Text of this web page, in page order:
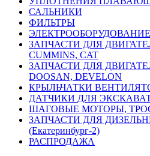
САЛЬНИКИ
ФИЛЬТРЫ
ЭЛЕКТРООБОРУДОВАНИЕ
ЗАПЧАСТИ ДЛЯ
CUMMINS, CAT
ЗАПЧАСТИ ДЛЯ
DOOSAN, DEVELON
КРЫЛЬЧАТКИ
ДАТЧИКИ ДЛЯ
ШАГОВЫЕ МОТОРЫ,
ЗАПЧАСТИ ДЛЯ
(Екатеринбург-2)
РАСПРОДАЖА